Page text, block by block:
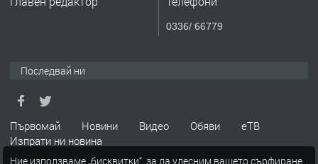
ТЪРСИ Търсим работник
0336/ 66779
Последвай ни
Първомай Новини Видео Обяви
еТВ
Изпрати ни новина
Ние използваме „бисквитки“, за да улесним вашето сърфиране.